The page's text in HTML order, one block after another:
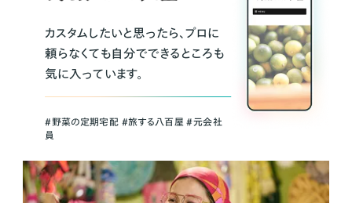
カスタムしたいと思ったら、プロに
頼らなくても自分でできるところも
気に入っています。
＃野菜の定期宅配 ＃旅する八百屋 ＃元会社
員